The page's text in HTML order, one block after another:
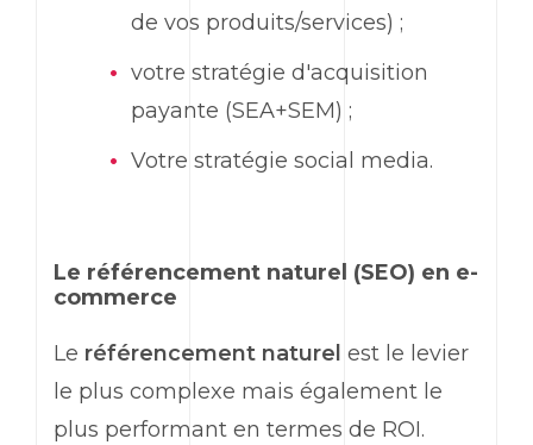
de vos produits/services) ;
votre stratégie d'acquisition
payante (SEA+SEM) ;
Votre stratégie social media.
Le référencement naturel (SEO) en e-
commerce
Le référencement naturel est le levier
le plus complexe mais également le
plus performant en termes de ROI.